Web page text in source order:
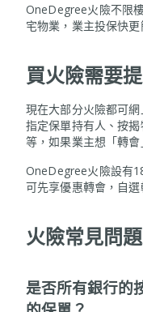
OneDegree火險不限
宅物業，業主投保快更
買火險需要
現在大部分火險都可
指定保單持有人、按揭
等，如果業主想「轉
OneDegree火險設有
可先享優惠轉會，自
火險常見問題
是否所有銀行的